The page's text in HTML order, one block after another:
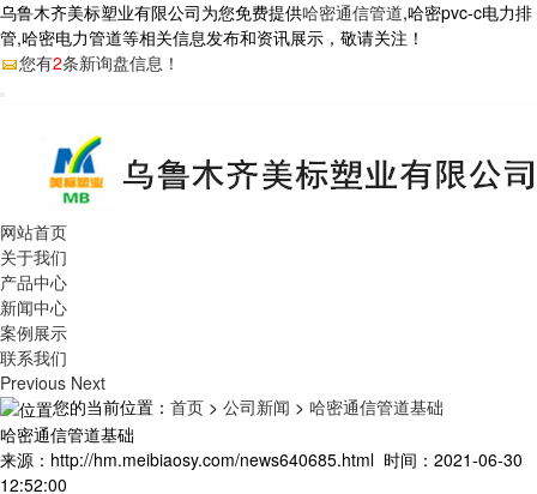
乌鲁木齐美标塑业有限公司为您免费提供哈密通信管道,哈密pvc-c电力排
管,哈密电力管道等相关信息发布和资讯展示，敬请关注！
您有2条新询盘信息！
网站首页
关于我们
产品中心
新闻中心
案例展示
联系我们
Previous Next
您的当前位置： 首页 > 公司新闻 > 哈密通信管道基础
哈密通信管道基础
来源：http://hm.meibiaosy.com/news640685.html 时间：2021-06-30
12:52:00